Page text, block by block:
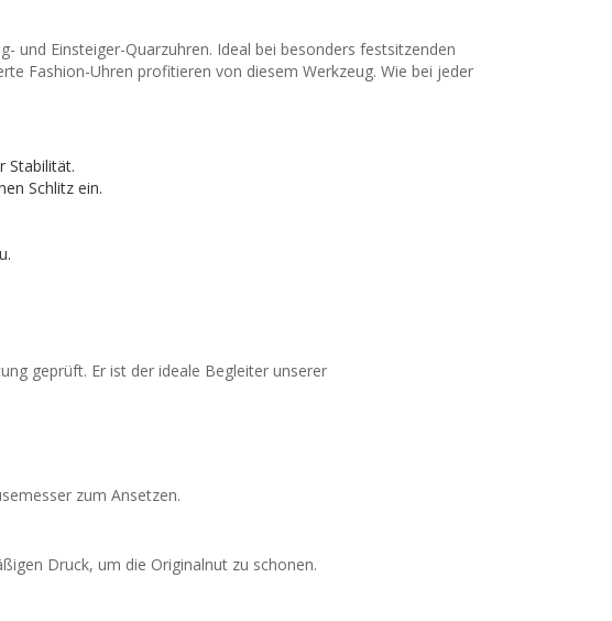
und Einsteiger-Quarzuhren. Ideal bei besonders festsitzenden
Fashion-Uhren profitieren von diesem Werkzeug. Wie bei jeder
Stabilität.
Schlitz ein.
geprüft. Er ist der ideale Begleiter unserer
zum Ansetzen.
Druck, um die Originalnut zu schonen.